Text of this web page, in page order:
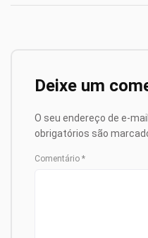
Deixe um
O seu endereço de e-
obrigatórios são
Comentário *